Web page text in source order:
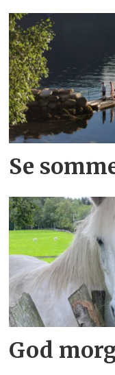
Se
God